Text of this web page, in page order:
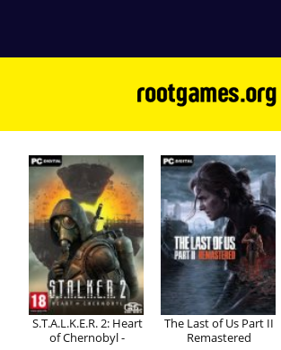
Регистрация
S.T.A.L.K.E.R. 2: Heart
of Chernobyl -
The Last of Us Part II
Remastered